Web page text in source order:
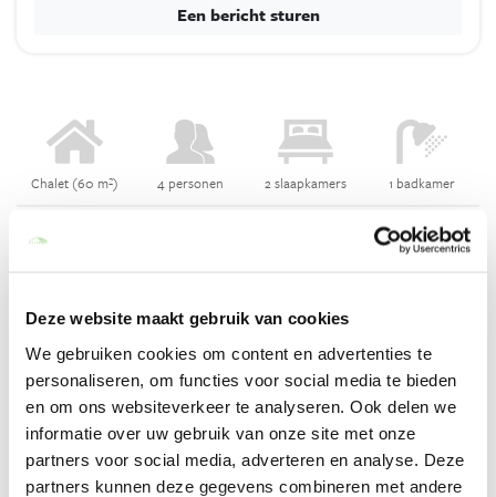
Deze website maakt gebruik van cookies
We gebruiken cookies om content en advertenties te
personaliseren, om functies voor social media te bieden
en om ons websiteverkeer te analyseren. Ook delen we
informatie over uw gebruik van onze site met onze
partners voor social media, adverteren en analyse. Deze
partners kunnen deze gegevens combineren met andere
Chalet (60 m²) 4 personen 2 slaapkamers 1 badkamer
De Blokhut
bevindt je hier midden in de garrigue. Wandelen, fietsen, vissen
en natuurverschijnselen zoals het Cirque de Navacelles en de
Cromlechs in de directe omgeving behoren tot de mogelijkheden.
le Cirque de Navacelles et les Cromlechs, sont parmi les
possibilités.
Lees meer
Een bericht sturen